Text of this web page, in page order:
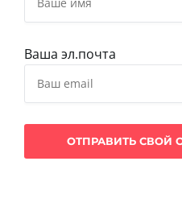
Ваша эл.почта